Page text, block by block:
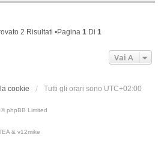
2 Risultati •Pagina 1 Di 1
Vai A
cookie Tutti gli orari sono UTC+02:00
phpBB Limited
& v12mike